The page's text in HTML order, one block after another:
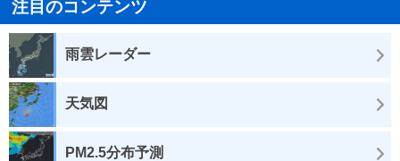
注目のコンテンツ
雨雲レーダー
天気図
PM2.5分布予測